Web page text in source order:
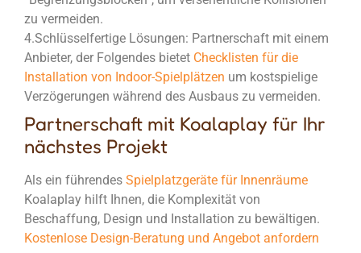
zu vermeiden.
4.Schlüsselfertige Lösungen: Partnerschaft mit einem
Anbieter, der Folgendes bietet Checklisten für die
Installation von Indoor-Spielplätzen um kostspielige
Verzögerungen während des Ausbaus zu vermeiden.
Partnerschaft mit Koalaplay für Ihr
nächstes Projekt
Als ein führendes Spielplatzgeräte für Innenräume
Koalaplay hilft Ihnen, die Komplexität von
Beschaffung, Design und Installation zu bewältigen.
Kostenlose Design-Beratung und Angebot anfordern